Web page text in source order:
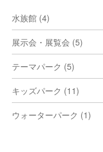
水族館 (4)
展示会・展覧会 (5)
テーマパーク (5)
キッズパーク (11)
ウォーターパーク (1)